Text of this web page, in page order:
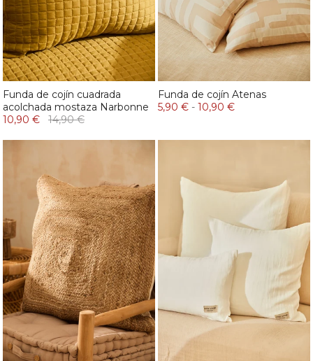
Funda de cojín cuadrada
acolchada mostaza Narbonne
10,90 €
14,90 €
Funda de cojín Atenas
5,90 € - 10,90 €